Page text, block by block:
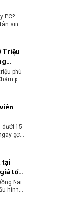
PC?
sinh
Triệu
phù
phá
dưới 15
gợi
tại
tốt,
Nai
hình